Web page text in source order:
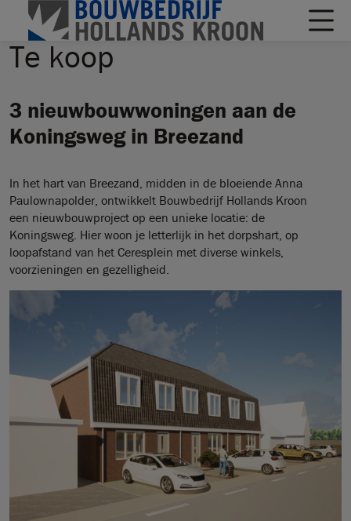
Te koop
3 nieuwbouwwoningen aan de
Koningsweg in Breezand
In het hart van Breezand, midden in de bloeiende Anna
Paulownapolder, ontwikkelt Bouwbedrijf Hollands Kroon
een nieuwbouwproject op een unieke locatie: de
Koningsweg. Hier woon je letterlijk in het dorpshart, op
loopafstand van het Ceresplein met diverse winkels,
voorzieningen en gezelligheid.